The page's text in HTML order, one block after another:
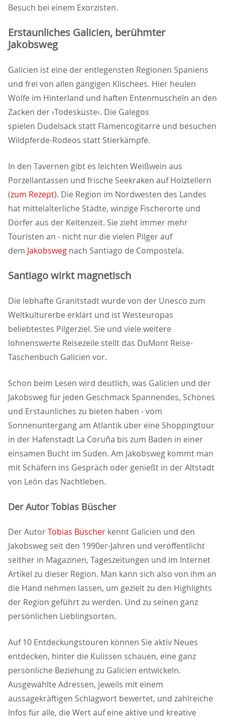
Besuch bei einem Exorzisten.
Erstaunliches Galicien, berühmter
Jakobsweg
Galicien ist eine der entlegensten Regionen Spaniens
und frei von allen gängigen Klischees. Hier heulen
Wölfe im Hinterland und haften Entenmuscheln an den
Zacken der ›Todesküste‹. Die Galegos
spielen Dudelsack statt Flamencogitarre und besuchen
Wildpferde-Rodeos statt Stierkämpfe.
In den Tavernen gibt es leichten Weißwein aus
Porzellantassen und frische Seekraken auf Holztellern
(zum Rezept). Die Region im Nordwesten des Landes
hat mittelalterliche Städte, winzige Fischerorte und
Dörfer aus der Keltenzeit. Sie zieht immer mehr
Touristen an - nicht nur die vielen Pilger auf
dem Jakobsweg nach Santiago de Compostela.
Santiago wirkt magnetisch
Die lebhafte Granitstadt wurde von der Unesco zum
Weltkulturerbe erklärt und ist Westeuropas
beliebtestes Pilgerziel. Sie und viele weitere
lohnenswerte Reisezeile stellt das DuMont Reise-
Taschenbuch Galicien vor.
Schon beim Lesen wird deutlich, was Galicien und der
Jakobsweg für jeden Geschmack Spannendes, Schönes
und Erstaunliches zu bieten haben - vom
Sonnenuntergang am Atlantik über eine Shoppingtour
in der Hafenstadt La Coruña bis zum Baden in einer
einsamen Bucht im Süden. Am Jakobsweg kommt man
mit Schäfern ins Gespräch oder genießt in der Altstadt
von León das Nachtleben.
Der Autor Tobias Büscher
Der AutorTobias Büscher kennt Galicien und den
Jakobsweg seit den 1990er-Jahren und veröffentlicht
seither in Magazinen, Tageszeitungen und im Internet
Artikel zu dieser Region. Man kann sich also von ihm an
die Hand nehmen lassen, um gezielt zu den Highlights
der Region geführt zu werden. Und zu seinen ganz
persönlichen Lieblingsorten.
Auf 10 Entdeckungstouren können Sie aktiv Neues
entdecken, hinter die Kulissen schauen, eine ganz
persönliche Beziehung zu Galicien entwickeln.
Ausgewählte Adressen, jeweils mit einem
aussagekräftigen Schlagwort bewertet, und zahlreiche
Infos für alle, die Wert auf eine aktive und kreative